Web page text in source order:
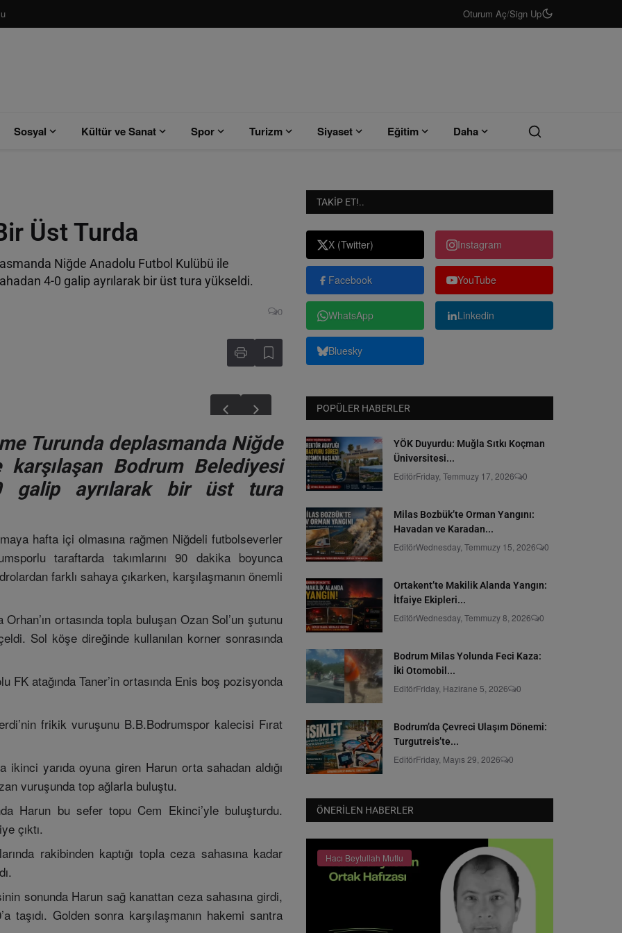
Oturum Aç/Sign Up
Sosyal Kültür ve Sanat Spor Turizm Siyaset Eğitim Daha
Üst Turda
Niğde Anadolu Futbol Kulübü ile
4-0 galip ayrılarak bir üst tura yükseldi.
0
Turunda deplasmanda Niğde
Bodrum Belediyesi
galip ayrılarak bir üst tura
hafta içi olmasına rağmen Niğdeli futbolseverler
taraftarda takımlarını 90 dakika boyunca
farklı sahaya çıkarken, karşılaşmanın önemli
ortasında topla buluşan Ozan Sol’un şutunu
Sol köşe direğinde kullanılan korner sonrasında
FK atağında Taner’in ortasında Enis boş pozisyonda
frikik vuruşunu B.B.Bodrumspor kalecisi Fırat
ikinci yarıda oyuna giren Harun orta sahadan aldığı
vuruşunda top ağlarla buluştu.
Harun bu sefer topu Cem Ekinci’yle buluşturdu.
çıktı.
rakibinden kaptığı topla ceza sahasına kadar
sonunda Harun sağ kanattan ceza sahasına girdi,
taşıdı. Golden sonra karşılaşmanın hakemi santra
TAKIP ET!..
X (Twitter) Instagram
Facebook YouTube
WhatsApp Linkedin
Bluesky
POPÜLER HABERLER
YÖK Duyurdu: Muğla Sıtkı Koçman
Üniversitesi...
EditörFriday, Temmuzy 17, 2026 0
Milas Bozbük’te Orman Yangını:
Havadan ve Karadan...
EditörWednesday, Temmuzy 15, 2026 0
Ortakent’te Makilik Alanda Yangın:
İtfaiye Ekipleri...
EditörWednesday, Temmuzy 8, 2026 0
Bodrum Milas Yolunda Feci Kaza:
İki Otomobil...
EditörFriday, Hazirane 5, 2026 0
Bodrum’da Çevreci Ulaşım Dönemi:
Turgutreis’te...
EditörFriday, Mayıs 29, 2026 0
ÖNERILEN HABERLER
Hacı Beytullah Mutlu